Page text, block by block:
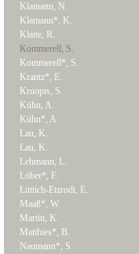
Klamann, N.
Klamann*, K.
Klatte, R.
Kommerell, S.
Kommerell*, S.
Krantz*, E.
Kruopis, S.
Kühn, A.
Kühn*, A.
Lau, K.
Lau, K.
Lehmann, L.
Löber*, F.
Lüttich-Etzrodt, E.
Maaß*, W.
Martin, K.
Matthies*, B.
Naumann*, S.